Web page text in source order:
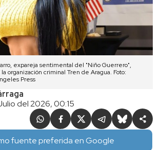
expareja sentimental del "Niño Guerrero",
organización criminal Tren de Aragua. Foto:
Press
del 2026, 00:15
fuente preferida en Google